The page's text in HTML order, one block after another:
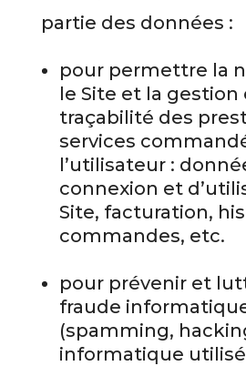
partie des données :
pour permettre la
le Site et la gestion
traçabilité des
services
l’utilisateur :
connexion et
Site, facturation,
commandes, etc.
pour prévenir et
fraude
(spamming,
informatique